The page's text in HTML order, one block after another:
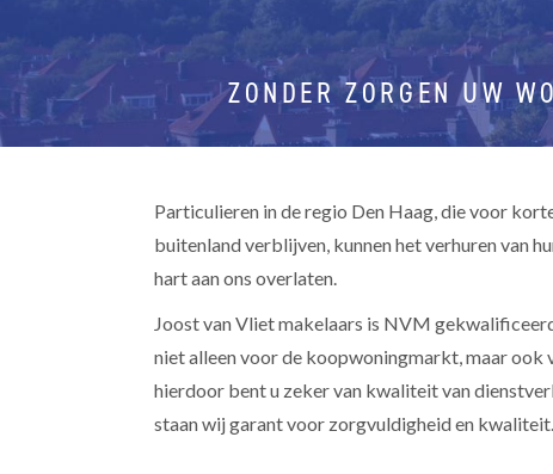
ZONDER ZORGEN UW
Particulieren in de regio Den Haag, die voor
buitenland verblijven, kunnen het verhuren van
hart aan ons overlaten.
Joost van Vliet makelaars is NVM
niet alleen voor de koopwoningmarkt, maar ook
hierdoor bent u zeker van kwaliteit van
staan wij garant voor zorgvuldigheid en kwaliteit.